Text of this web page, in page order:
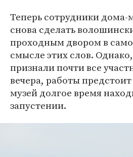
Теперь сотрудники дома-
снова сделать
проходным двором в
смысле этих слов.
признали почти все
вечера, работы
музей долгое время
запустении.